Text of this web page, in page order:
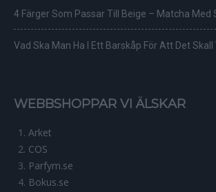
4 Färger Som Passar Till Beige – Matcha Med
Vad Ska Man Ha I Ett Barskåp För Att Det
WEBBSHOPPAR VI ÄLSKAR
Arket
COS
Parfym.se
Bokus.se